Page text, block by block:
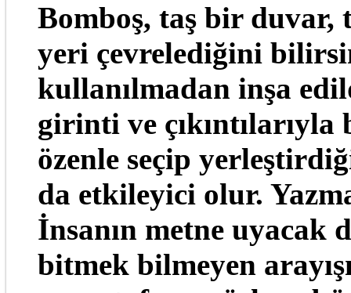
Bomboş, taş bir
yeri çevrelediğini
kullanılmadan inşa
girinti ve
özenle seçip
da etkileyici olur.
İnsanın metne uyacak
bitmek bilmeyen